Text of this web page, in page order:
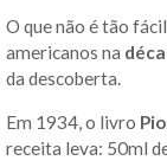
O que não é tão
americanos na
da descoberta.
Em 1934, o livro
receita leva: 50ml